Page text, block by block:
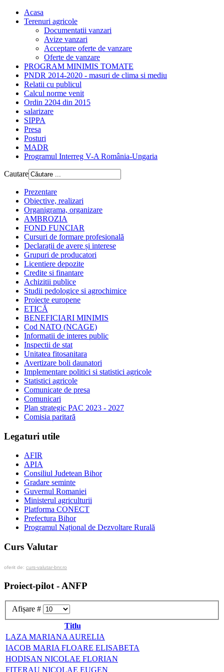
Acasa
Terenuri agricole
Documentatii vanzari
Avize vanzari
Acceptare oferte de vanzare
Oferte de vanzare
PROGRAM MINIMIS TOMATE
PNDR 2014-2020 - masuri de clima si mediu
Relatii cu publicul
Calcul norme venit
Ordin 2204 din 2015
salarizare
SIPPA
Presa
Posturi
MADR
Programul Interreg V-A România-Ungaria
Cautare
Prezentare
Obiective, realizari
Organigrama, organizare
AMBROZIA
FOND FUNCIAR
Cursuri de formare profesională
Declarații de avere și interese
Grupuri de producatori
Licentiere depozite
Credite si finantare
Achizitii publice
Studii pedologice si agrochimice
Proiecte europene
ETICĂ
BENEFICIARI MINIMIS
Cod NATO (NCAGE)
Informatii de interes public
Inspectii de stat
Unitatea fitosanitara
Avertizare boli daunatori
Implementare politici si statistici agricole
Statistici agricole
Comunicate de presa
Comunicari
Plan strategic PAC 2023 - 2027
Comisia paritară
Legaturi utile
AFIR
APIA
Consiliul Judetean Bihor
Gradare seminte
Guvernul Romaniei
Ministerul agriculturii
Platforma CONECT
Prefectura Bihor
Programul Național de Dezvoltare Rurală
Curs Valutar
oferit de: curs-valutar-bnr.ro
Proiect-pilot - ANFP
Afișare #
Titlu
LAZA MARIANA AURELIA
IACOB MARIA FLOARE ELISABETA
HODISAN NICOLAE FLORIAN
FITERAU NICOLAE EUGEN